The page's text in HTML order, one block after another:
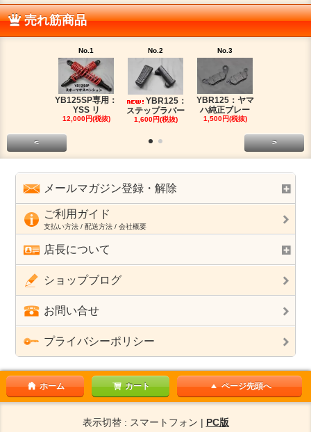
売れ筋商品
No.1
YB125SP専用：
YSS リ
12,000円(税抜)
No.2
YBR125：
ステップラバー
1,600円(税抜)
No.3
YBR125：ヤマ
ハ純正ブレー
1,500円(税抜)
< >
メールマガジン登録・解除
ご利用ガイド
支払い方法 / 配送方法 / 会社概要
店長について
ショップブログ
お問い合せ
プライバシーポリシー
ホーム カート ページ先頭へ
表示切替 : スマートフォン | PC版